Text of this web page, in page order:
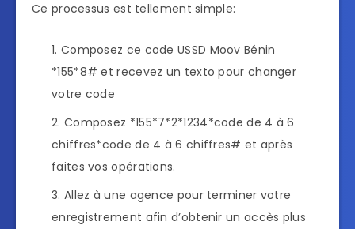
Ce processus est tellement simple:
Composez ce code USSD Moov Bénin
*155*8# et recevez un texto pour changer
votre code
Composez *155*7*2*1234*code de 4 à 6
chiffres*code de 4 à 6 chiffres# et après
faites vos opérations.
Allez à une agence pour terminer votre
enregistrement afin d’obtenir un accès plus